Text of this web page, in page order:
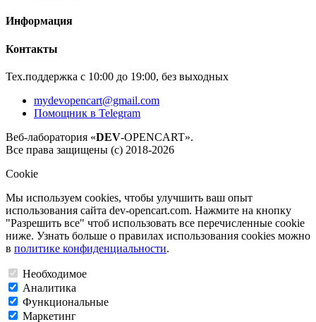
Информация
Контакты
Тех.поддержка с 10:00 до 19:00, без выходных
mydevopencart@gmail.com
Помощник в Telegram
Веб-лаборатория «DEV-OPENCART».
Все права защищены (с) 2018-2026
Cookie
Мы используем cookies, чтобы улучшить ваш опыт
использования сайта dev-opencart.com. Нажмите на кнопку
"Разрешить все" чтоб использовать все перечисленные cookie
ниже. Узнать больше о правилах использования cookies можно
в политике конфиденциальности.
Необходимое
Аналитика
Функциональные
Маркетинг